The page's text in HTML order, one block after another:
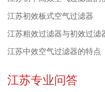
江苏初效板式空气过滤器
江苏粗效过滤器与初效过滤
江苏中效空气过滤器的特点
江苏专业问答